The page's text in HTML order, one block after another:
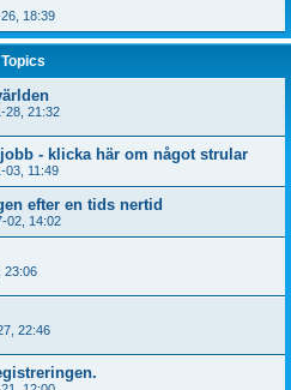
18:39
Topics
28, 21:32
- klicka här om något strular
03, 11:49
efter en tids nertid
02, 14:02
23:06
22:46